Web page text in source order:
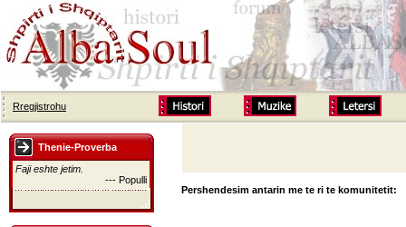
Rregjistrohu
Thenie-Proverba
Faji eshte jetim.
--- Populli
Pershendesim antarin me te ri te komunitetit: